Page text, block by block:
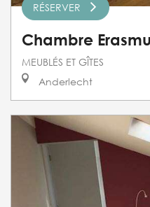
RÉSERVER
Chambre
MEUBLÉS ET GÎTES
Anderlecht